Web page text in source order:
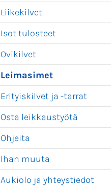
Liikekilvet
Isot tulosteet
Ovikilvet
Leimasimet
Erityiskilvet ja -tarrat
Osta leikkaustyötä
Ohjeita
Ihan muuta
Aukiolo ja yhteystiedot